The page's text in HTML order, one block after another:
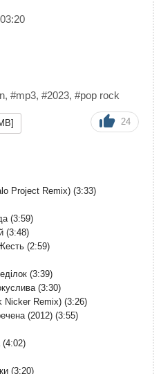
, #mp3, #2023, #pop rock
24
Project Remix) (3:33)
(3:59)
(3:48)
(2:59)
(3:39)
(3:30)
Nicker Remix) (3:26)
(2012) (3:55)
(3:20)